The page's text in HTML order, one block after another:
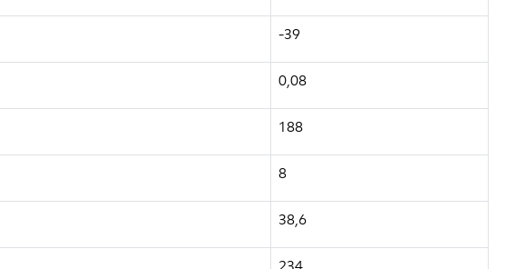
-39
0,08
188
8
38,6